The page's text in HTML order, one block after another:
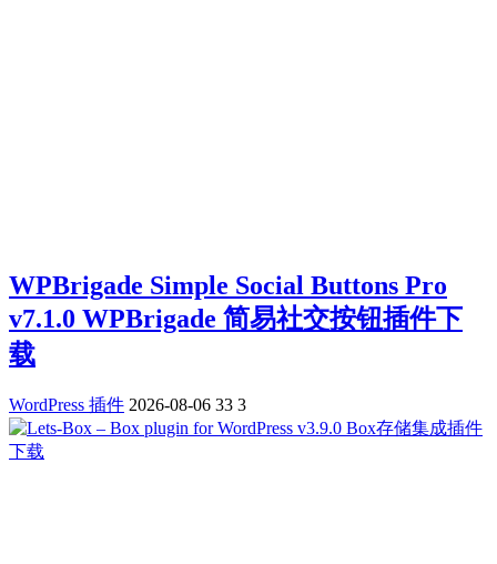
WPBrigade Simple Social Buttons Pro
v7.1.0 WPBrigade 简易社交按钮插件下
载
WordPress 插件 2026-08-06 33 3